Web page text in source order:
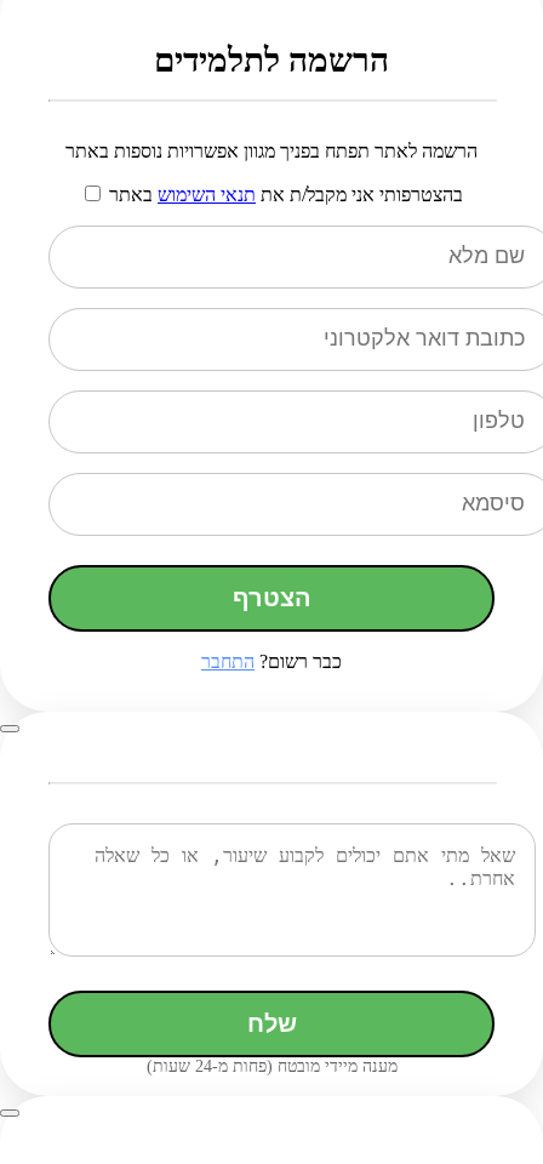
הרשמה לתלמידים
הרשמה לאתר תפתח בפניך מגוון אפשרויות נוספות באתר
בהצטרפותי אני מקבל/ת את תנאי השימוש באתר
הצטרף
כבר רשום? התחבר
שלח
מענה מיידי מובטח (פחות מ-24 שעות)